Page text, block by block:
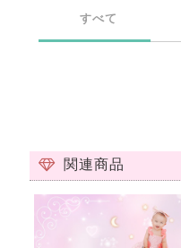
すべて
関連商品